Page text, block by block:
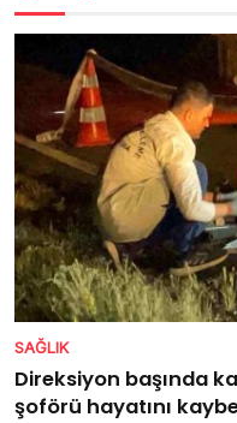
SAĞLIK
Direksiyon başında
şoförü hayatını